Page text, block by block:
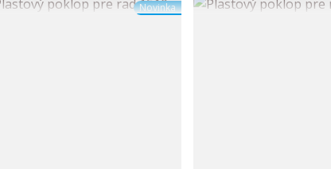
Novinka